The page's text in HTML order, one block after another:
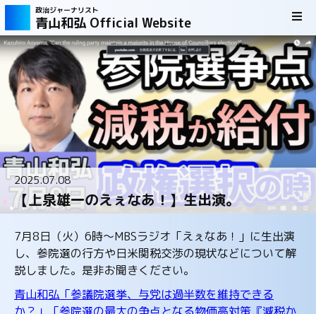
政治ジャーナリスト
青山和弘 Official Website
2025.07.08
【上泉雄一のえぇなあ！】生出演。
7月8日（火）6時～MBSラジオ「えぇなあ！」に生出演
し、参院選の行方や日米関税交渉の現状などについて解
説しました。是非お聞きください。
青山和弘「参議院選挙、与党は過半数を維持できる